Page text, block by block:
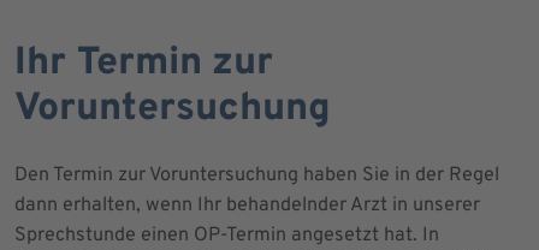
Ihr Termin zur
Voruntersuchung
Den Termin zur Voruntersuchung haben Sie in der Regel
dann erhalten, wenn Ihr behandelnder Arzt in unserer
Sprechstunde einen OP-Termin angesetzt hat. In